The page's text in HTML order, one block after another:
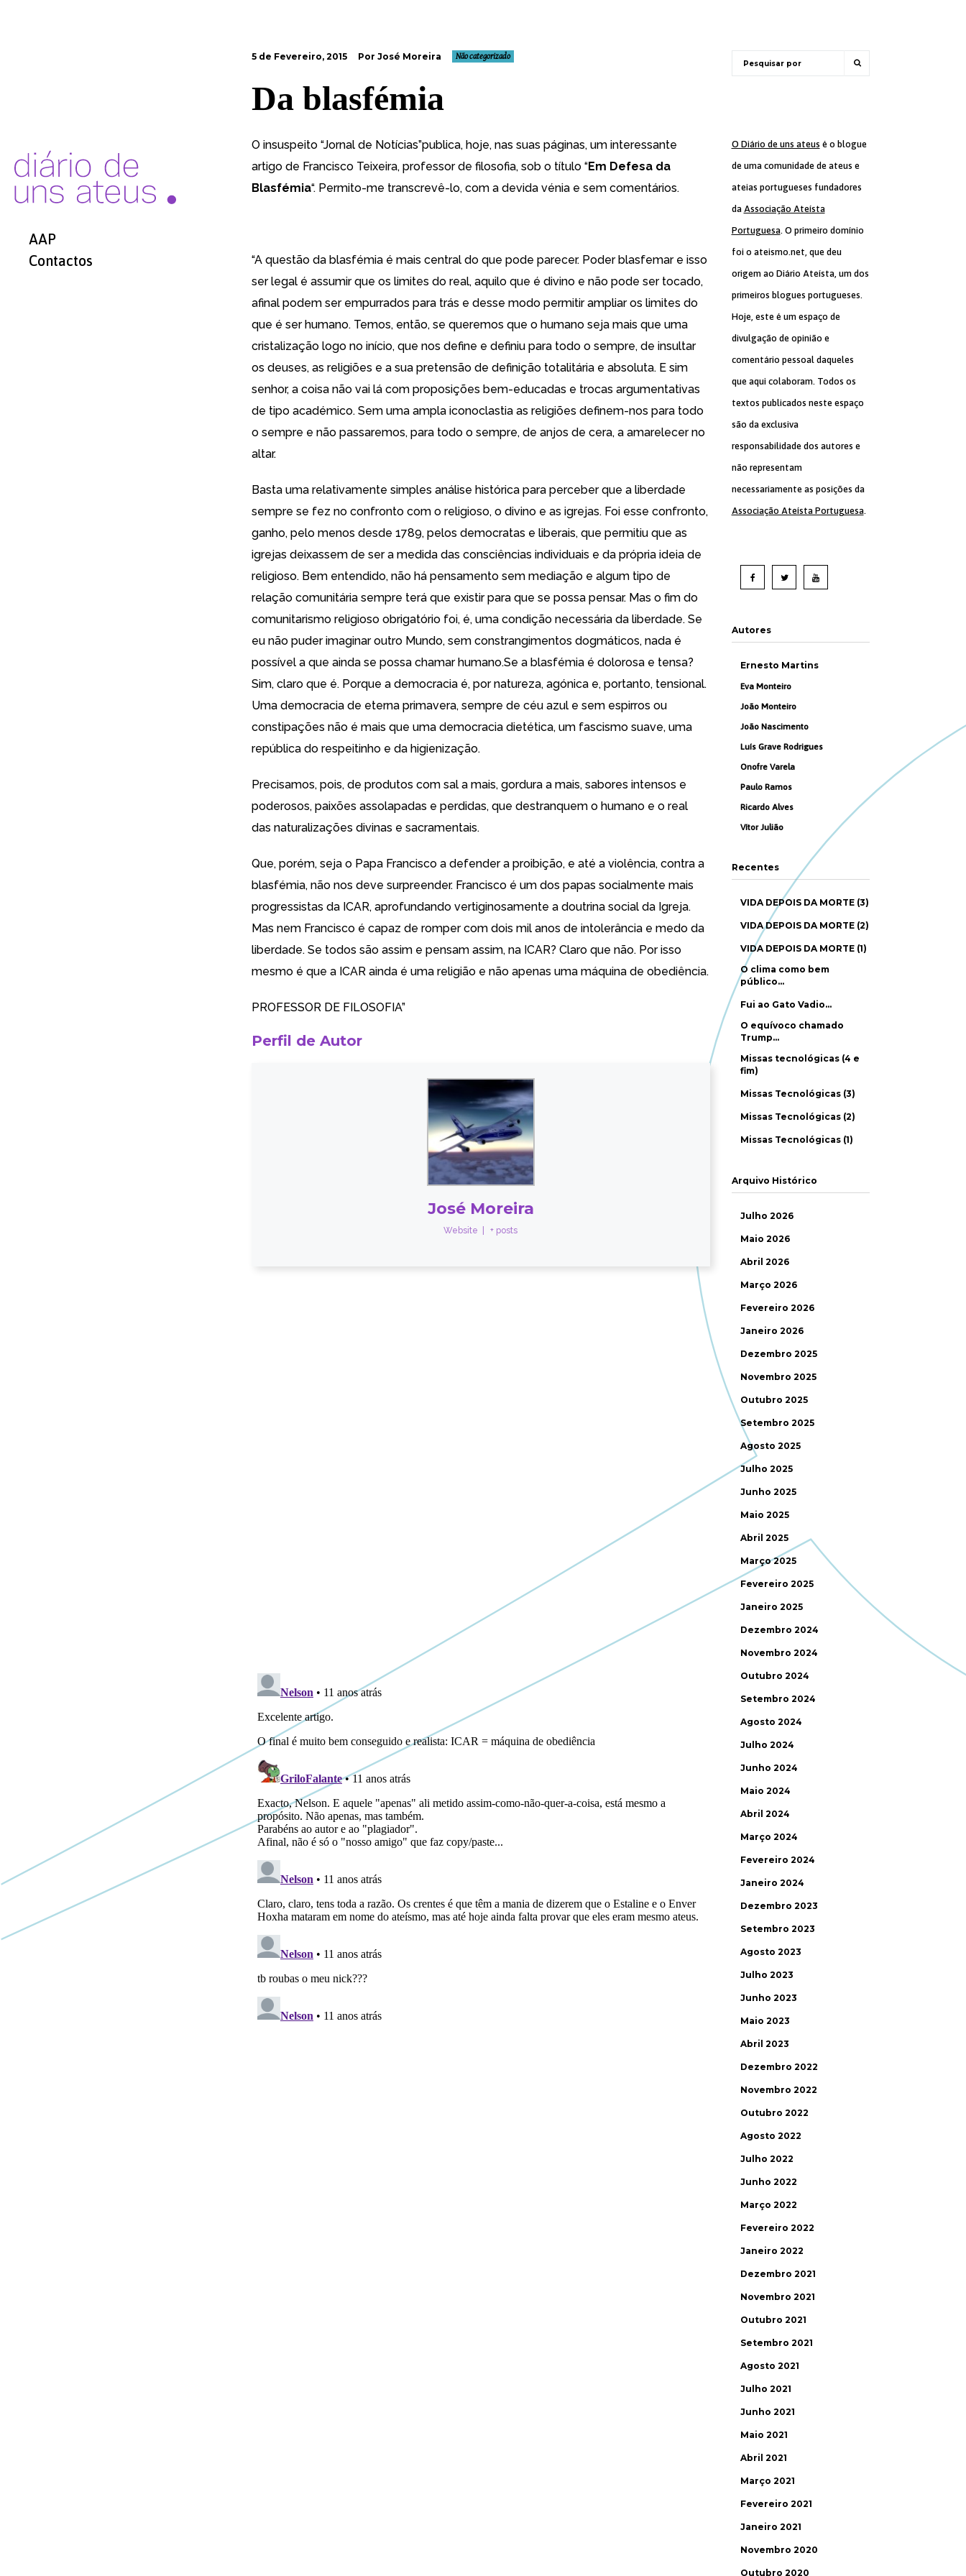
AAP
Contactos
5 de Fevereiro, 2015 Por José Moreira Não categorizado
Da blasfémia
O insuspeito “Jornal de Notícias”publica, hoje, nas suas páginas, um interessante
artigo de Francisco Teixeira, professor de filosofia, sob o título “Em Defesa da
Blasfémia“. Permito-me transcrevê-lo, com a devida vénia e sem comentários.
“A questão da blasfémia é mais central do que pode parecer. Poder blasfemar e isso
ser legal é assumir que os limites do real, aquilo que é divino e não pode ser tocado,
afinal podem ser empurrados para trás e desse modo permitir ampliar os limites do
que é ser humano. Temos, então, se queremos que o humano seja mais que uma
cristalização logo no início, que nos define e definiu para todo o sempre, de insultar
os deuses, as religiões e a sua pretensão de definição totalitária e absoluta. E sim
senhor, a coisa não vai lá com proposições bem-educadas e trocas argumentativas
de tipo académico. Sem uma ampla iconoclastia as religiões definem-nos para todo
o sempre e não passaremos, para todo o sempre, de anjos de cera, a amarelecer no
altar.
Basta uma relativamente simples análise histórica para perceber que a liberdade
sempre se fez no confronto com o religioso, o divino e as igrejas. Foi esse confronto,
ganho, pelo menos desde 1789, pelos democratas e liberais, que permitiu que as
igrejas deixassem de ser a medida das consciências individuais e da própria ideia de
religioso. Bem entendido, não há pensamento sem mediação e algum tipo de
relação comunitária sempre terá que existir para que se possa pensar. Mas o fim do
comunitarismo religioso obrigatório foi, é, uma condição necessária da liberdade. Se
eu não puder imaginar outro Mundo, sem constrangimentos dogmáticos, nada é
possível a que ainda se possa chamar humano.Se a blasfémia é dolorosa e tensa?
Sim, claro que é. Porque a democracia é, por natureza, agónica e, portanto, tensional.
Uma democracia de eterna primavera, sempre de céu azul e sem espirros ou
constipações não é mais que uma democracia dietética, um fascismo suave, uma
república do respeitinho e da higienização.
Precisamos, pois, de produtos com sal a mais, gordura a mais, sabores intensos e
poderosos, paixões assolapadas e perdidas, que destranquem o humano e o real
das naturalizações divinas e sacramentais.
Que, porém, seja o Papa Francisco a defender a proibição, e até a violência, contra a
blasfémia, não nos deve surpreender. Francisco é um dos papas socialmente mais
progressistas da ICAR, aprofundando vertiginosamente a doutrina social da Igreja.
Mas nem Francisco é capaz de romper com dois mil anos de intolerância e medo da
liberdade. Se todos são assim e pensam assim, na ICAR? Claro que não. Por isso
mesmo é que a ICAR ainda é uma religião e não apenas uma máquina de obediência.
PROFESSOR DE FILOSOFIA”
Perfil de Autor
José Moreira
Website + posts
O Diário de uns ateus é o blogue
de uma comunidade de ateus e
ateias portugueses fundadores
da Associação Ateísta
Portuguesa. O primeiro domínio
foi o ateismo.net, que deu
origem ao Diário Ateísta, um dos
primeiros blogues portugueses.
Hoje, este é um espaço de
divulgação de opinião e
comentário pessoal daqueles
que aqui colaboram. Todos os
textos publicados neste espaço
são da exclusiva
responsabilidade dos autores e
não representam
necessariamente as posições da
Associação Ateísta Portuguesa.
Autores
Ernesto Martins
Eva Monteiro
João Monteiro
João Nascimento
Luís Grave Rodrigues
Onofre Varela
Paulo Ramos
Ricardo Alves
Vítor Julião
Recentes
VIDA DEPOIS DA MORTE (3)
VIDA DEPOIS DA MORTE (2)
VIDA DEPOIS DA MORTE (1)
O clima como bem
público…
Fui ao Gato Vadio…
O equívoco chamado
Trump…
Missas tecnológicas (4 e
fim)
Missas Tecnológicas (3)
Missas Tecnológicas (2)
Missas Tecnológicas (1)
Arquivo Histórico
Julho 2026
Maio 2026
Abril 2026
Março 2026
Fevereiro 2026
Janeiro 2026
Dezembro 2025
Novembro 2025
Outubro 2025
Setembro 2025
Agosto 2025
Julho 2025
Junho 2025
Maio 2025
Abril 2025
Março 2025
Fevereiro 2025
Janeiro 2025
Dezembro 2024
Novembro 2024
Outubro 2024
Setembro 2024
Agosto 2024
Julho 2024
Junho 2024
Maio 2024
Abril 2024
Março 2024
Fevereiro 2024
Janeiro 2024
Dezembro 2023
Setembro 2023
Agosto 2023
Julho 2023
Junho 2023
Maio 2023
Abril 2023
Dezembro 2022
Novembro 2022
Outubro 2022
Agosto 2022
Julho 2022
Junho 2022
Março 2022
Fevereiro 2022
Janeiro 2022
Dezembro 2021
Novembro 2021
Outubro 2021
Setembro 2021
Agosto 2021
Julho 2021
Junho 2021
Maio 2021
Abril 2021
Março 2021
Fevereiro 2021
Janeiro 2021
Novembro 2020
Outubro 2020